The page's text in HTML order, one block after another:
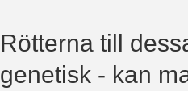
Rötterna till
genetisk - kan